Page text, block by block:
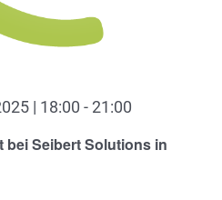
bei Seibert Solutions in
| 18:00 - 21:00